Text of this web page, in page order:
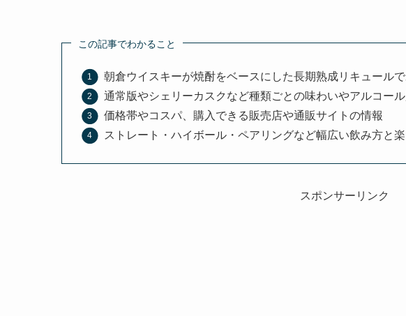
この記事でわかること
朝倉ウイスキーが焼酎をベースにした長期熟成リキュール
通常版やシェリーカスクなど種類ごとの味わいやアルコー
価格帯やコスパ、購入できる販売店や通販サイトの情報
ストレート・ハイボール・ペアリングなど幅広い飲み方と
スポンサーリンク